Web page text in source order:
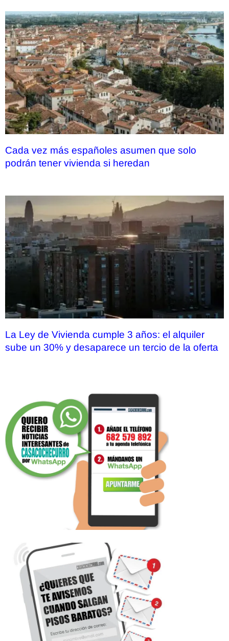
Cada vez más españoles asumen que solo
podrán tener vivienda si heredan
La Ley de Vivienda cumple 3 años: el alquiler
sube un 30% y desaparece un tercio de la oferta